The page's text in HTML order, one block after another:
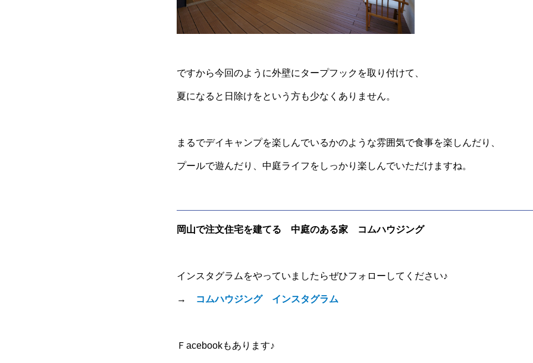
ですから今回のように外壁にタープフックを取り付けて、
夏になると日除けをという方も少なくありません。
まるでデイキャンプを楽しんでいるかのような雰囲気で食事を楽しんだり、
プールで遊んだり、中庭ライフをしっかり楽しんでいただけますね。
岡山で注文住宅を建てる 中庭のある家 コムハウジング
インスタグラムをやっていましたらぜひフォローしてください♪
→ コムハウジング インスタグラム
Ｆacebookもあります♪